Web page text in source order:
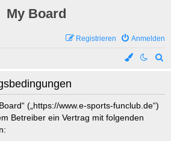
My Board
Anmelden
Registrieren
(„https://www.e-sports-funclub.de“)
Betreiber ein Vertrag mit folgenden